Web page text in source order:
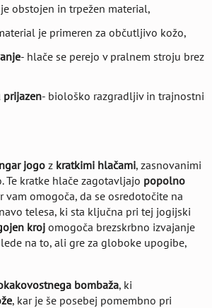
obstojen in trpežen material,
je primeren za občutljivo kožo,
- hlače se perejo v pralnem stroju brez
prijazen- biološko razgradljiv in trajnostni
jogo z kratkimi hlačami, zasnovanimi
Te kratke hlače zagotavljajo popolno
vam omogoča, da se osredotočite na
telesa, ki sta ključna pri tej jogijski
krojomogoča brezskrbno izvajanje
na to, ali gre za globoke upogibe,
bombaža, ki
, kar je še posebej pomembno pri